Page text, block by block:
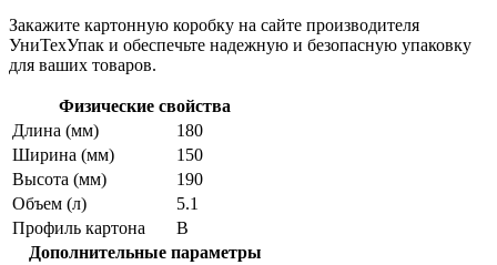
Закажите картонную коробку на сайте производителя
УниТехУпак и обеспечьте надежную и безопасную упаковку
для ваших товаров.
Физические свойства
Длина (мм)
180
Ширина (мм)
150
Высота (мм)
190
Объем (л)
5.1
Профиль картона
В
Дополнительные параметры